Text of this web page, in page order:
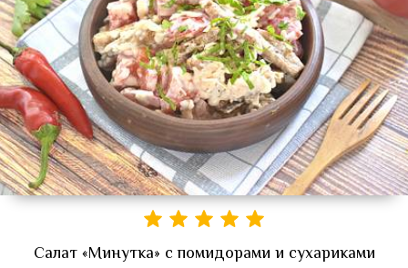
Салат «Минутка» с помидорами и сухариками